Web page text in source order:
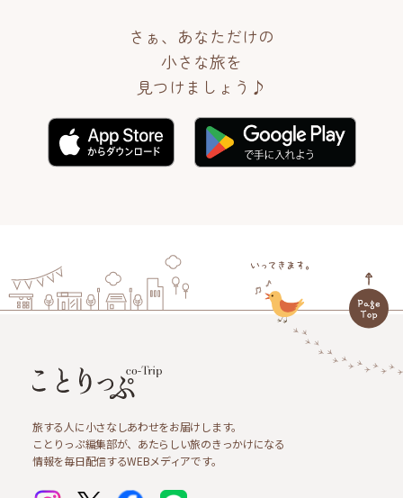
さぁ、あなただけの
小さな旅を
見つけましょう♪
旅する人に小さなしあわせをお届けします。
ことりっぷ編集部が、あたらしい旅のきっかけになる
情報を毎日配信するWEBメディアです。